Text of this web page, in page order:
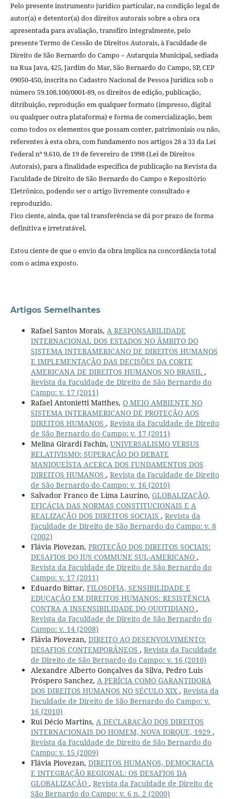
Pelo presente instrumento jurídico particular, na condição legal de
autor(a) e detentor(a) dos direitos autorais sobre a obra ora
apresentada para avaliação, transfiro integralmente, pelo
presente Termo de Cessão de Direitos Autorais, à Faculdade de
Direito de São Bernardo do Campo – Autarquia Municipal, sediada
na Rua Java, 425, Jardim do Mar, São Bernardo do Campo, SP, CEP
09050-450, inscrita no Cadastro Nacional de Pessoa Jurídica sob o
número 59.108.100/0001-89, os direitos de edição, publicação,
ditribuição, reprodução em qualquer formato (impresso, digital
ou qualquer outra plataforma) e forma de comercialização, bem
como todos os elementos que possam conter, patrimoniais ou não,
referentes à esta obra, com fundamento nos artigos 28 a 33 da Lei
Federal nº 9.610, de 19 de fevereiro de 1998 (Lei de Direitos
Autorais), para a finalidade específica de publicação na Revista da
Faculdade de Direito de São Bernardo do Campo e Repositório
Eletrônico, podendo ser o artigo livremente consultado e
reproduzido.
Fico ciente, ainda, que tal transferência se dá por prazo de forma
definitiva e irretratável.
Estou ciente de que o envio da obra implica na concordância total
com o acima exposto.
Artigos Semelhantes
Rafael Santos Morais, A RESPONSABILIDADE
INTERNACIONAL DOS ESTADOS NO ÂMBITO DO
SISTEMA INTERAMERICANO DE DIREITOS HUMANOS
E IMPLEMENTAÇÃO DAS DECISÕES DA CORTE
AMERICANA DE DIREITOS HUMANOS NO BRASIL ,
Revista da Faculdade de Direito de São Bernardo do
Campo: v. 17 (2011)
Rafael Antonietti Matthes, O MEIO AMBIENTE NO
SISTEMA INTERAMERICANO DE PROTEÇÃO AOS
DIREITOS HUMANOS , Revista da Faculdade de Direito
de São Bernardo do Campo: v. 17 (2011)
Melina Girardi Fachin, UNIVERSALISMO VERSUS
RELATIVISMO: SUPERAÇÃO DO DEBATE
MANIQUEÍSTA ACERCA DOS FUNDAMENTOS DOS
DIREITOS HUMANOS , Revista da Faculdade de Direito
de São Bernardo do Campo: v. 16 (2010)
Salvador Franco de Lima Laurino, GLOBALIZAÇÃO,
EFICÁCIA DAS NORMAS CONSTITUCIONAIS E A
REALIZAÇÃO DOS DIREITOS SOCIAIS , Revista da
Faculdade de Direito de São Bernardo do Campo: v. 8
(2002)
Flávia Piovezan, PROTEÇÃO DOS DIREITOS SOCIAIS:
DESAFIOS DO IUS COMMUNE SUL-AMERICANO ,
Revista da Faculdade de Direito de São Bernardo do
Campo: v. 17 (2011)
Eduardo Bittar, FILOSOFIA, SENSIBILIDADE E
EDUCAÇÃO EM DIREITOS HUMANOS: RESISTÊNCIA
CONTRA A INSENSIBILIDADE DO QUOTIDIANO ,
Revista da Faculdade de Direito de São Bernardo do
Campo: v. 14 (2008)
Flávia Piovezan, DIREITO AO DESENVOLVIMENTO:
DESAFIOS CONTEMPORÂNEOS , Revista da Faculdade
de Direito de São Bernardo do Campo: v. 16 (2010)
Alexandre Alberto Gonçalves da Silva, Pedro Luis
Próspero Sanchez, A PERÍCIA COMO GARANTIDORA
DOS DIREITOS HUMANOS NO SÉCULO XIX , Revista da
Faculdade de Direito de São Bernardo do Campo: v.
16 (2010)
Rui Décio Martins, A DECLARAÇÃO DOS DIREITOS
INTERNACIONAIS DO HOMEM, NOVA IORQUE, 1929 ,
Revista da Faculdade de Direito de São Bernardo do
Campo: v. 15 (2009)
Flávia Piovezan, DIREITOS HUMANOS, DEMOCRACIA
E INTEGRAÇÃO REGIONAL: OS DESAFIOS DA
GLOBALIZAÇÃO , Revista da Faculdade de Direito de
São Bernardo do Campo: v. 6 n. 2 (2000)